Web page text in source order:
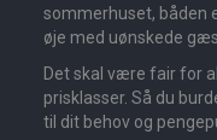
sommerhuset, båden
øje med uønskede
Det skal være fair for
prisklasser. Så du
til dit behov og